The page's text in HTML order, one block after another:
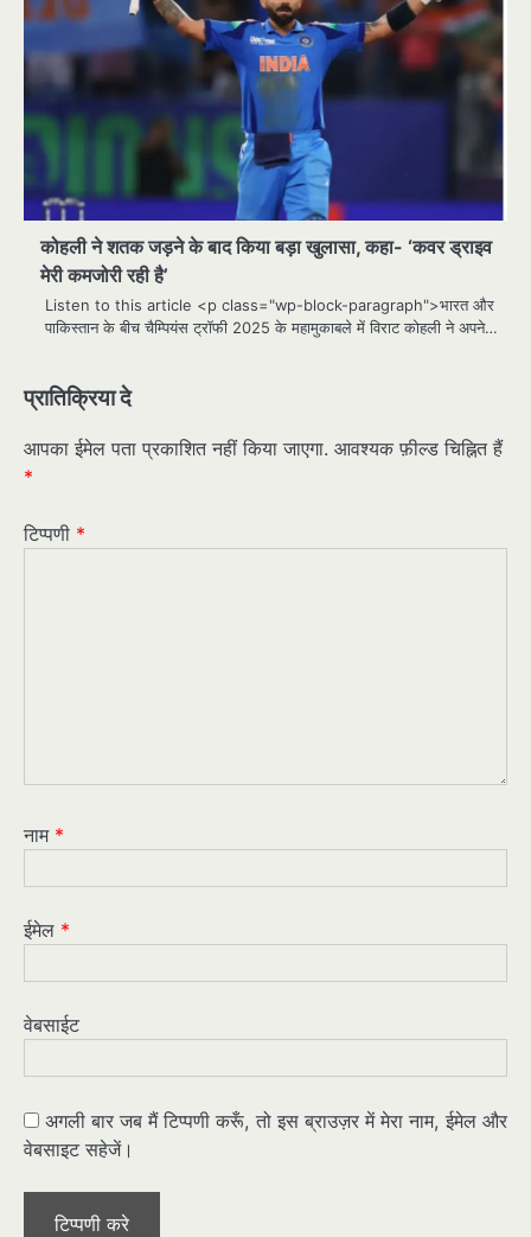
कोहली ने शतक जड़ने के बाद किया बड़ा खुलासा, कहा- ‘कवर ड्राइव
मेरी कमजोरी रही है’
Listen to this article <p class="wp-block-paragraph">भारत और
पाकिस्तान के बीच चैम्पियंस ट्रॉफी 2025 के महामुकाबले में विराट कोहली ने अपने…
प्रातिक्रिया दे
आपका ईमेल पता प्रकाशित नहीं किया जाएगा. आवश्यक फ़ील्ड चिह्नित हैं
*
टिप्पणी *
नाम *
ईमेल *
वेबसाईट
अगली बार जब मैं टिप्पणी करूँ, तो इस ब्राउज़र में मेरा नाम, ईमेल और
वेबसाइट सहेजें।